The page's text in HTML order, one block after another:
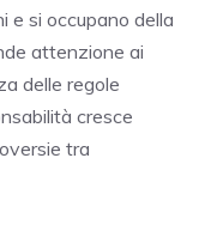
e si occupano della
attenzione ai
delle regole
cresce
tra